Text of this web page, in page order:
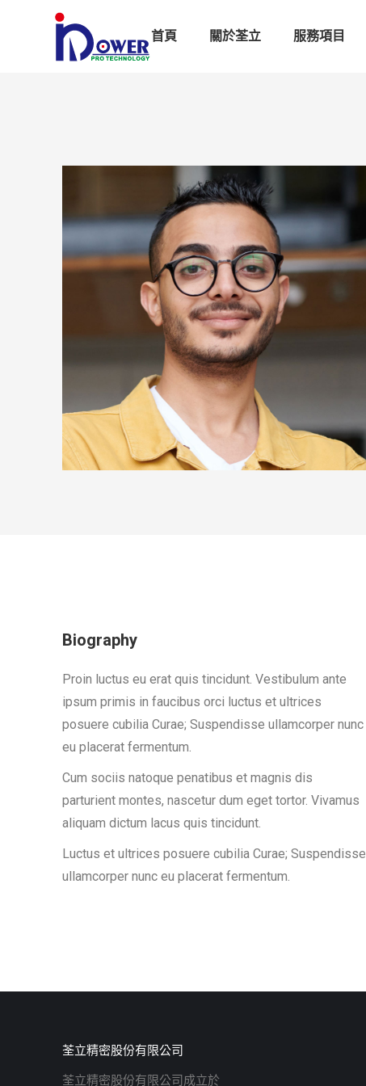
首頁 關於荃立 服務項目
Biography
Proin luctus eu erat quis tincidunt. Vestibulum ante
ipsum primis in faucibus orci luctus et ultrices
posuere cubilia Curae; Suspendisse ullamcorper nunc
eu placerat fermentum.
Cum sociis natoque penatibus et magnis dis
parturient montes, nascetur dum eget tortor. Vivamus
aliquam dictum lacus quis tincidunt.
Luctus et ultrices posuere cubilia Curae; Suspendisse
ullamcorper nunc eu placerat fermentum.
荃立精密股份有限公司
荃立精密股份有限公司成立於